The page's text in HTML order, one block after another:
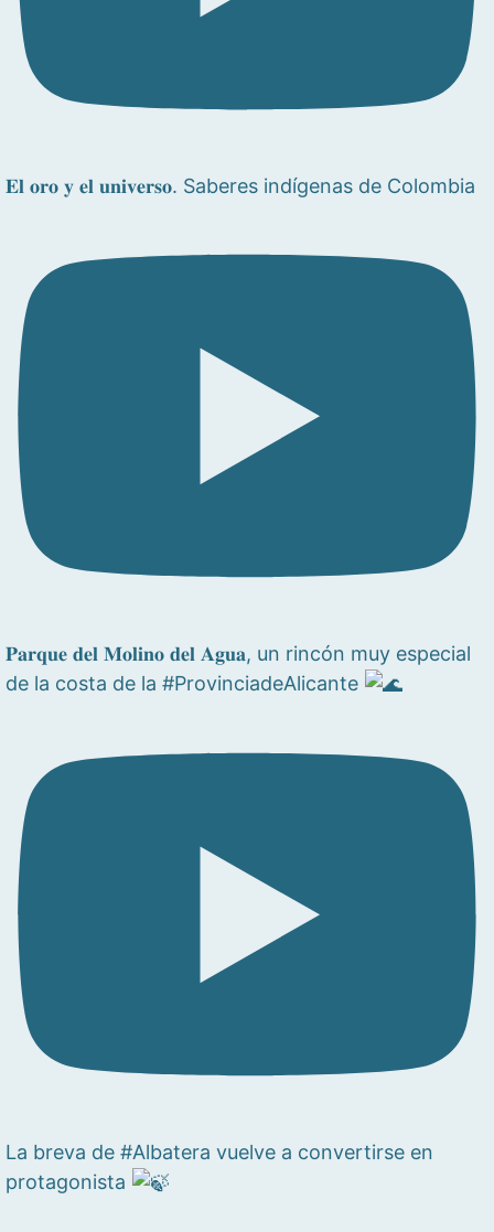
𝐄𝐥 𝐨𝐫𝐨 𝐲 𝐞𝐥 𝐮𝐧𝐢𝐯𝐞𝐫𝐬𝐨. Saberes indígenas de Colombia
𝐏𝐚𝐫𝐪𝐮𝐞 𝐝𝐞𝐥 𝐌𝐨𝐥𝐢𝐧𝐨 𝐝𝐞𝐥 𝐀𝐠𝐮𝐚, un rincón muy especial
de la costa de la #ProvinciadeAlicante
La breva de #Albatera vuelve a convertirse en
protagonista